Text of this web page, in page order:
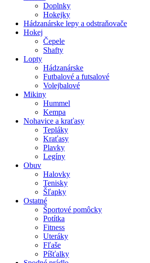
Doplnky
Hokejky
Hádzanárske lepy a odstraňovače
Hokej
Čepele
Shafty
Lopty
Hádzanárske
Futbalové a futsalové
Volejbalové
Mikiny
Hummel
Kempa
Nohavice a kraťasy
Tepláky
Kraťasy
Plavky
Legíny
Obuv
Halovky
Tenisky
Šľapky
Ostatné
Športové pomôcky
Potítka
Fitness
Uteráky
Fľaše
Píšťalky